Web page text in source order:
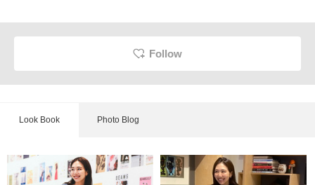
Follow
Look Book Photo Blog